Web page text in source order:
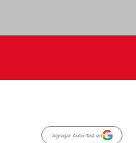
Agregar Auto Test en